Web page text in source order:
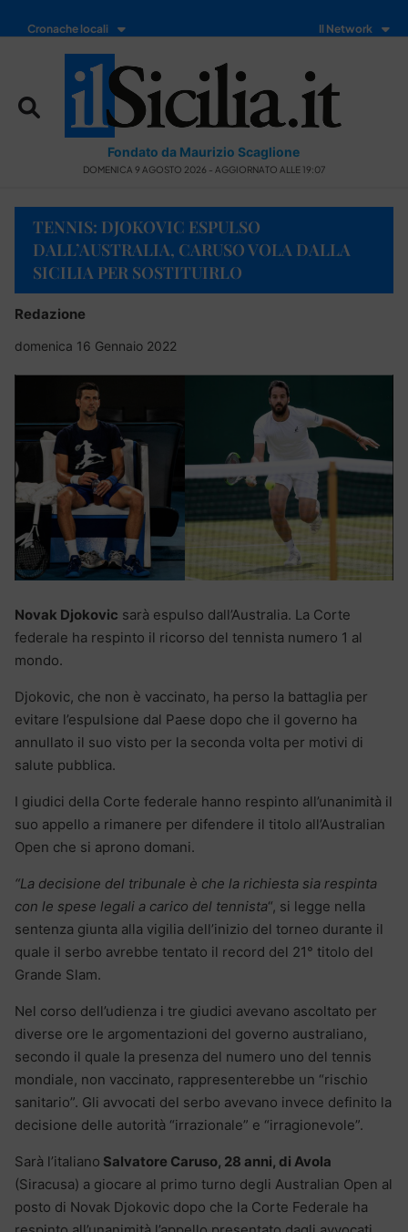
Cronache locali Il Network
Fondato da Maurizio Scaglione
DOMENICA 9 AGOSTO 2026 - AGGIORNATO ALLE 19:07
TENNIS: DJOKOVIC ESPULSO
DALL’AUSTRALIA, CARUSO VOLA DALLA
SICILIA PER SOSTITUIRLO
Redazione
domenica 16 Gennaio 2022
Novak Djokovic sarà espulso dall’Australia. La Corte
federale ha respinto il ricorso del tennista numero 1 al
mondo.
Djokovic, che non è vaccinato, ha perso la battaglia per
evitare l’espulsione dal Paese dopo che il governo ha
annullato il suo visto per la seconda volta per motivi di
salute pubblica.
I giudici della Corte federale hanno respinto all’unanimità il
suo appello a rimanere per difendere il titolo all’Australian
Open che si aprono domani.
“La decisione del tribunale è che la richiesta sia respinta
con le spese legali a carico del tennista“, si legge nella
sentenza giunta alla vigilia dell’inizio del torneo durante il
quale il serbo avrebbe tentato il record del 21° titolo del
Grande Slam.
Nel corso dell’udienza i tre giudici avevano ascoltato per
diverse ore le argomentazioni del governo australiano,
secondo il quale la presenza del numero uno del tennis
mondiale, non vaccinato, rappresenterebbe un “rischio
sanitario”. Gli avvocati del serbo avevano invece definito la
decisione delle autorità “irrazionale” e “irragionevole”.
Sarà l’italiano Salvatore Caruso, 28 anni, di Avola
(Siracusa) a giocare al primo turno degli Australian Open al
posto di Novak Djokovic dopo che la Corte Federale ha